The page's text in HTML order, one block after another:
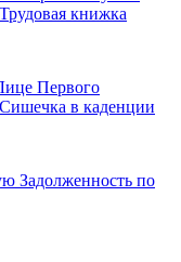
книжка
Первого
Сишечка в каденции
Задолженность по